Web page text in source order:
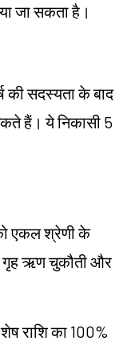
जा सकता है।
की सदस्यता के बाद
हैं। ये निकासी 5
एकल श्रेणी के
गृह ऋण चुकौती और
राशि का 100%